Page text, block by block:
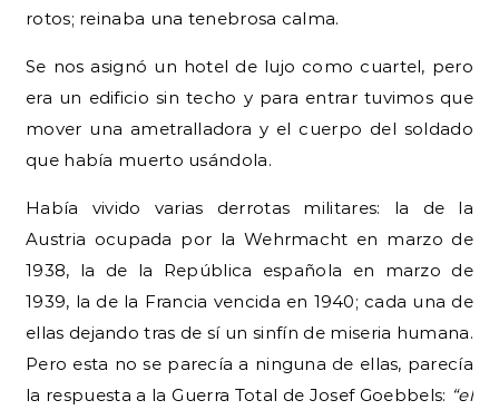
rotos; reinaba una tenebrosa calma.
Se nos asignó un hotel de lujo como cuartel, pero
era un edificio sin techo y para entrar tuvimos que
mover una ametralladora y el cuerpo del soldado
que había muerto usándola.
Había vivido varias derrotas militares: la de la
Austria ocupada por la Wehrmacht en marzo de
1938, la de la República española en marzo de
1939, la de la Francia vencida en 1940; cada una de
ellas dejando tras de sí un sinfín de miseria humana.
Pero esta no se parecía a ninguna de ellas, parecía
la respuesta a la Guerra Total de Josef Goebbels: “el